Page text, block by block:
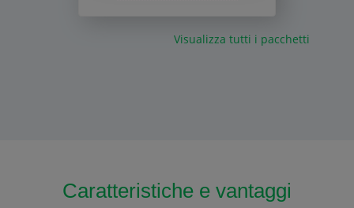
Visualizza tutti i pacchetti
Caratteristiche e vantaggi